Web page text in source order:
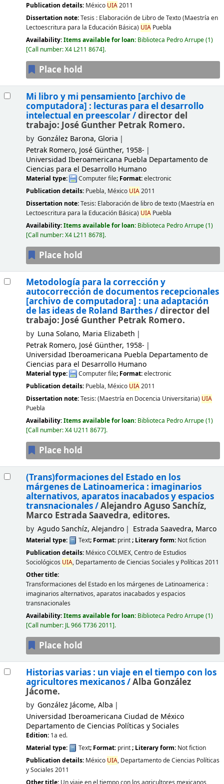
Publication details: México UIA2011
Dissertation note:Tesis : Elaboración de Libro de Texto (Maestría en
Lectoescritura para la Educación Básica) UIAPuebla
Availability:Items available for loan: Biblioteca Pedro Arrupe(1)
Call number:X4 L211 8674 .
Place hold
Mi libro y mi pensamiento [archivo de
computadora] : lecturas para el desarrollo
intelectual en preescolar /director del
trabajo: José Gunther Petrak Romero.
by González Barona, Gloria
Petrak Romero, José Günther, 1958-
Universidad Iberoamericana Puebla Departamento de
Ciencias para el Desarrollo Humano
Material type: Computer file; Format:electronic
Publication details: Puebla, México UIA2011
Dissertation note:Tesis: Elaboración de libro de texto (Maestría en
Lectoescritura para la Educación Básica) UIAPuebla
Availability:Items available for loan: Biblioteca Pedro Arrupe(1)
Call number:X4 L211 8678 .
Place hold
Metodología para la corrección y
autocorrección de documentos recepcionales
[archivo de computadora] : una adaptación
de las ideas de Roland Barthes /director del
trabajo: José Gunther Petrak Romero.
by Luna Solano, Maria Elizabeth
Petrak Romero, José Günther, 1958-
Universidad Iberoamericana Puebla Departamento de
Ciencias para el Desarrollo Humano
Material type: Computer file; Format:electronic
Publication details: Puebla, México UIA2011
Dissertation note:Tesis: (Maestría en Docencia Universitaria) UIA
Puebla
Availability:Items available for loan: Biblioteca Pedro Arrupe(1)
Call number:X4 U211 8677 .
Place hold
(Trans)formaciones del Estado en los
márgenes de Latinoamerica : imaginarios
alternativos, aparatos inacabados y espacios
transnacionales /Alejandro Aguso Sanchíz,
Marco Estrada Saavedra, editores.
by Agudo Sanchíz, Alejandro Estrada Saavedra, Marco
Material type: Text; Format: print; Literary form: Not fiction
Publication details: MéxicoCOLMEX, Centro de Estudios
Sociológicos UIA, Departamento de Ciencias Sociales y Políticas 2011
Other title:
Transformaciones del Estado en los márgenes de Latinoamerica :
imaginarios alternativos, aparatos inacabados y espacios
transnacionales
Availability:Items available for loan: Biblioteca Pedro Arrupe(1)
Call number: JL 966 T736 2011 .
Place hold
Historias varias : un viaje en el tiempo con los
agricultores mexicanos /Alba González
Jácome.
by González Jácome, Alba
Universidad Iberoamericana Ciudad de México
Departamento de Ciencias Políticas y Sociales
Edition: 1a ed.
Material type:
Text; Format: print; Literary form: Not fiction
Publication details: México UIA, Departamento de Ciencias Políticas
y Sociales 2011